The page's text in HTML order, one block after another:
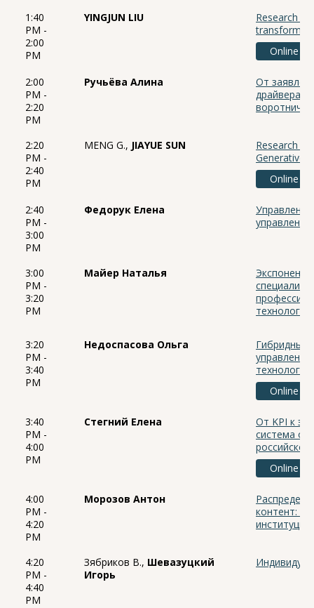
1:40
PM -
2:00
PM
YINGJUN LIU
Research
Online
2:00
PM -
2:20
PM
Ручьёва Алина
От
драйверам:
2:20
PM -
2:40
PM
MENG G., JIAYUE SUN
Research
Generative
Online
2:40
PM -
3:00
PM
Федорук Елена
3:00
PM -
3:20
PM
Майер Наталья
3:20
PM -
3:40
PM
Недоспасова Ольга
Гибридный
Online
3:40
PM -
4:00
PM
Стегний Елена
От KPI к
система
Online
4:00
PM -
4:20
PM
Морозов Антон
контент:
4:20
PM -
4:40
PM
Зябриков В., Шевазуцкий
Игорь